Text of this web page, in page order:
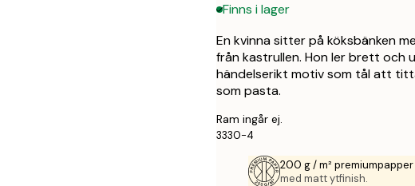
Finns i lager
En kvinna sitter på köksbänken
från kastrullen. Hon ler brett och
händelserikt motiv som tål att
som pasta.
Ram ingår ej.
3330-4
200 g / m² premiumpapper
med matt ytfinish.